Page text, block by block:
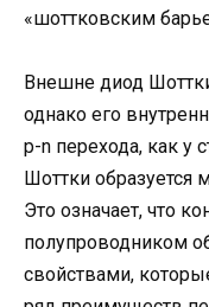
«шоттковским
Внешне диод
однако его
p-n перехода, как у
Шоттки образуется
Это означает, что
полупроводником
свойствами,